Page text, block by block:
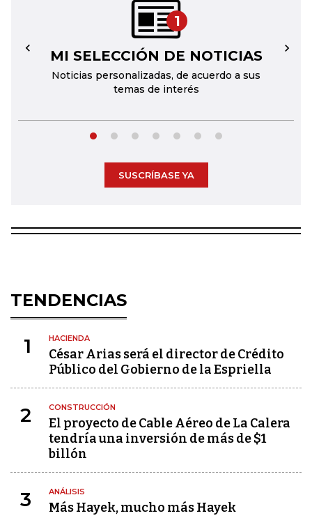
1
MI SELECCIÓN DE NOTICIAS
Noticias personalizadas, de acuerdo a sus
temas de interés
← →
SUSCRÍBASE YA
TENDENCIAS
1 HACIENDA
César Arias será el director de Crédito
Público del Gobierno de la Espriella
2 CONSTRUCCIÓN
El proyecto de Cable Aéreo de La Calera
tendría una inversión de más de $1
billón
3 ANÁLISIS
Más Hayek, mucho más Hayek